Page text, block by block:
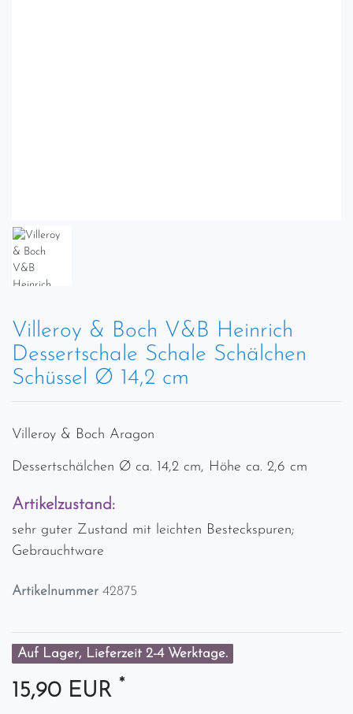
Villeroy & Boch V&B Heinrich
Dessertschale Schale Schälchen
Schüssel Ø 14,2 cm
Villeroy & Boch Aragon
Dessertschälchen Ø ca. 14,2 cm, Höhe ca. 2,6 cm
Artikelzustand:
sehr guter Zustand mit leichten Besteckspuren;
Gebrauchtware
Artikelnummer 42875
Auf Lager, Lieferzeit 2-4 Werktage.
15,90 EUR *